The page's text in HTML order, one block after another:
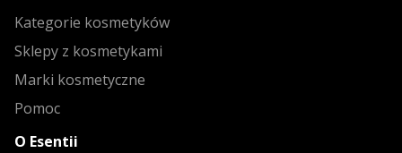
Kategorie kosmetyków
Sklepy z kosmetykami
Marki kosmetyczne
Pomoc
O Esentii